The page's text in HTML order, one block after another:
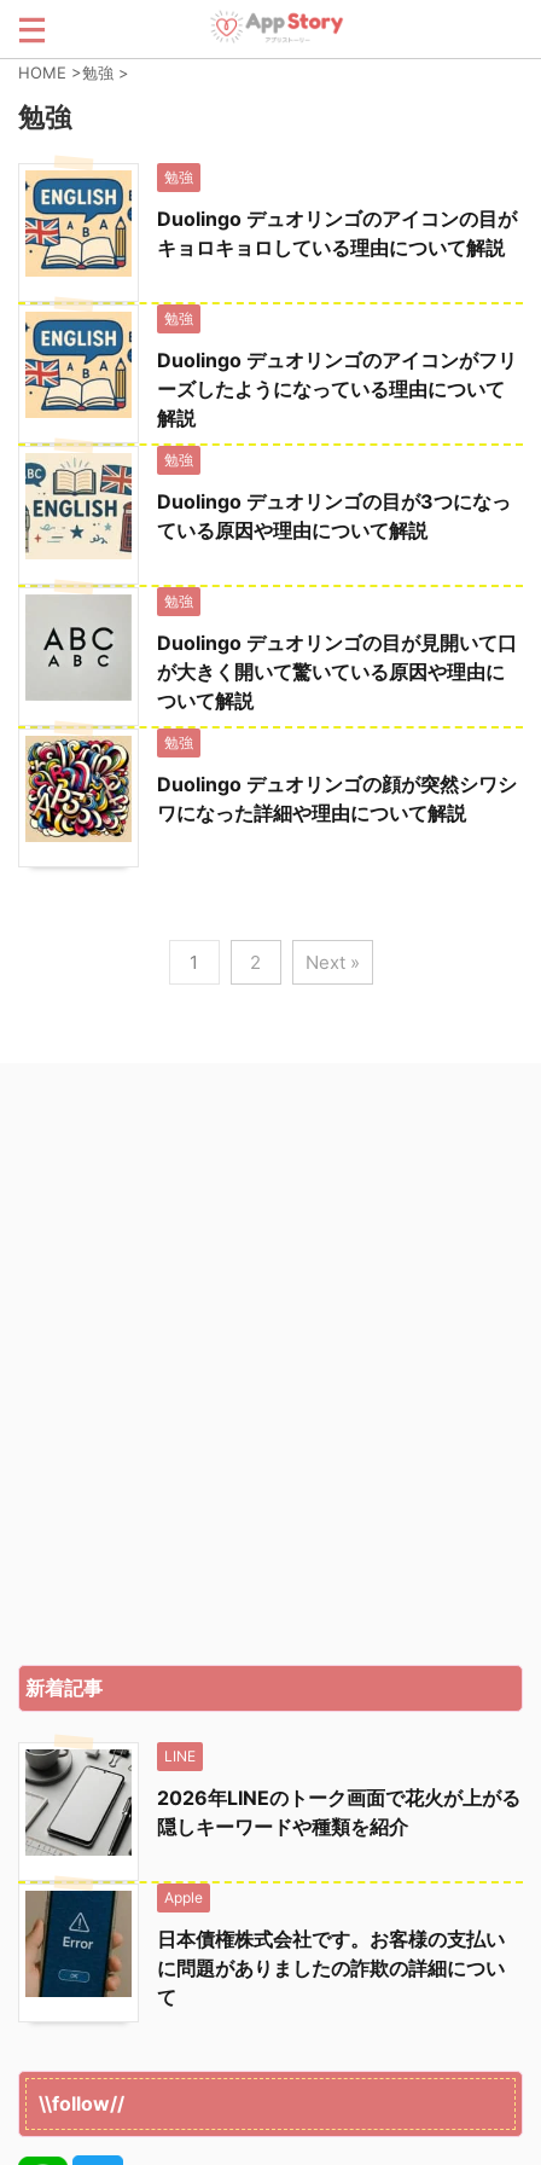
HOME >勉強 >
勉強
勉強
Duolingo デュオリンゴのアイコンの目が
キョロキョロしている理由について解説
勉強
Duolingo デュオリンゴのアイコンがフリ
ーズしたようになっている理由について
解説
勉強
Duolingo デュオリンゴの目が3つになっ
ている原因や理由について解説
勉強
Duolingo デュオリンゴの目が見開いて口
が大きく開いて驚いている原因や理由に
ついて解説
勉強
Duolingo デュオリンゴの顔が突然シワシ
ワになった詳細や理由について解説
1 2 Next »
新着記事
LINE
2026年LINEのトーク画面で花火が上がる
隠しキーワードや種類を紹介
Apple
日本債権株式会社です。お客様の支払い
に問題がありましたの詐欺の詳細につい
て
\\follow//